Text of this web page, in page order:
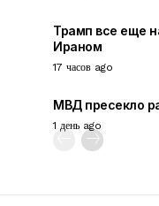
Трамп все еще
Ираном
17 часов ago
МВД пресекло
1 день ago